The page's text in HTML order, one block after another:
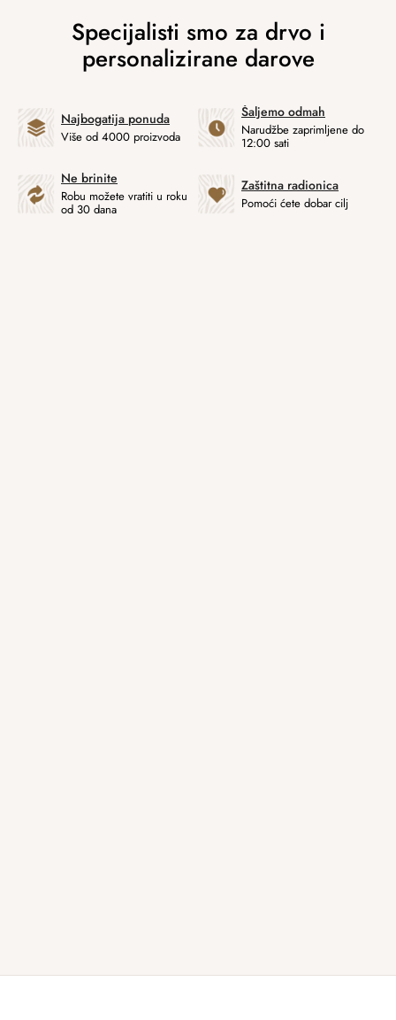
Najbogatija ponuda
Više od 4000 proizvoda
Šaljemo odmah
Narudžbe zaprimljene do
12:00 sati
Ne brinite
Robu možete vratiti u roku
od 30 dana
Zaštitna radionica
Pomoći ćete dobar cilj